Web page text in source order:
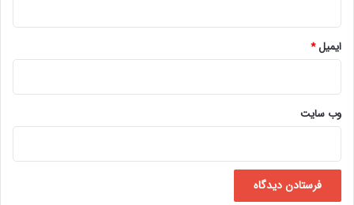
ایمیل*
وب‌ سایت